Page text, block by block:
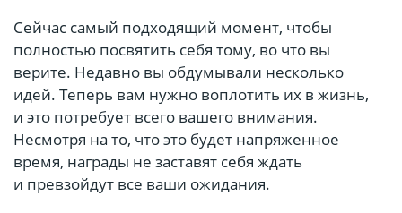
Сейчас самый подходящий момент, чтобы
полностью посвятить себя тому, во что вы
верите. Недавно вы обдумывали несколько
идей. Теперь вам нужно воплотить их в жизнь,
и это потребует всего вашего внимания.
Несмотря на то, что это будет напряженное
время, награды не заставят себя ждать
и превзойдут все ваши ожидания.